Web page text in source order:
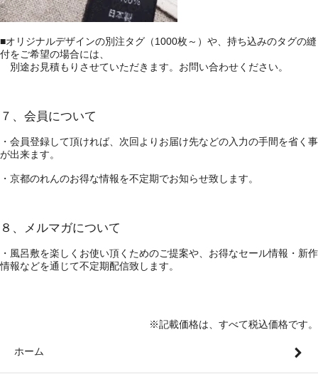
■オリジナルデザインの別注タグ（1000枚～）や、持ち込みのタグの縫
付をご希望の場合には、
別途お見積もりさせていただきます。お問い合わせください。
７、会員について
・会員登録して頂ければ、次回よりお届け先などの入力の手間を省く事
が出来ます。
・京都のれんのお得な情報を不定期でお知らせ致します。
８、メルマガについて
・風呂敷を楽しくお使い頂くためのご提案や、お得なセール情報・新作
情報などを通じて不定期配信致します。
※記載価格は、すべて税込価格です。
ホーム